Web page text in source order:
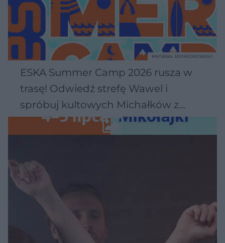
ESKA Summer Camp 2026 rusza w
trasę! Odwiedź strefę Wawel i
spróbuj kultowych Michałków z
Wawelu
MATERIAŁ SPONSOROWANY